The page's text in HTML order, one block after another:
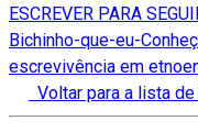
ESCREVER PARA
Bichinho-que-eu-
escrevivência em
Voltar para a lista